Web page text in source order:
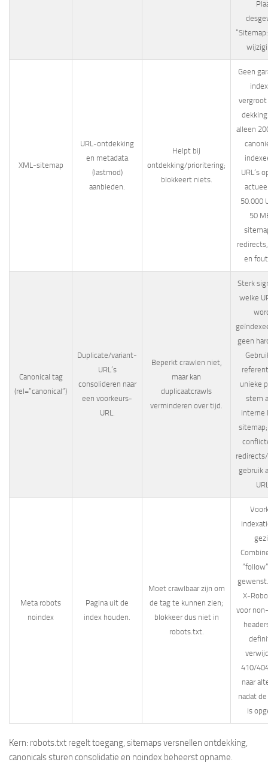
XML-sitemap
URL-ontdekking
en metadata
(lastmod)
aanbieden.
Helpt bij
ontdekking/prioritering;
blokkeert niets.
Geen
vergroot
alleen
URL’s
50.000
50
en
Canonical tag
(rel=”canonical”)
Duplicate/variant-
URL’s
consolideren naar
een voorkeurs-
URL.
Beperkt crawlen niet,
maar kan
duplicaatcrawls
verminderen over tijd.
Sterk
welke
geen
unieke
stem
interne
gebruik
Meta robots
noindex
Pagina uit de
index houden.
Moet crawlbaar zijn om
de tag te kunnen zien;
blokkeer dus niet in
robots.txt.
X-
voor
410/
naar
nadat
is
Kern: robots.txt regelt toegang, sitemaps versnellen ontdekking,
canonicals sturen consolidatie en noindex beheerst opname.